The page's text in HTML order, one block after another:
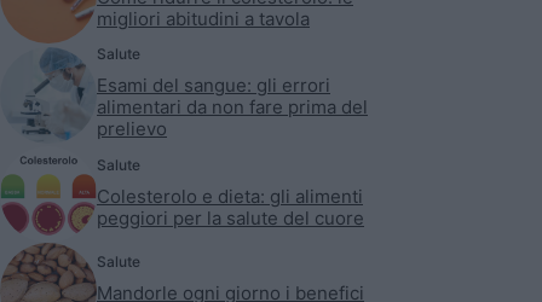
migliori abitudini a tavola
Salute
Esami del sangue: gli errori
alimentari da non fare prima del
prelievo
Salute
Colesterolo e dieta: gli alimenti
peggiori per la salute del cuore
Salute
Mandorle ogni giorno i benefici